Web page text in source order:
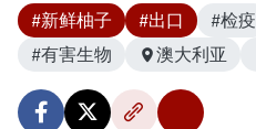
#新鲜柚子 #出口 #检疫
#有害生物
澳大利亚